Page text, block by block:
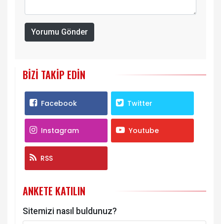
Yorumu Gönder
BIZI TAKIP EDIN
Facebook Twitter
Instagram Youtube
RSS
ANKETE KATILIN
Sitemizi nasıl buldunuz?